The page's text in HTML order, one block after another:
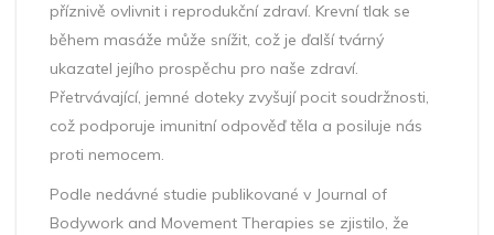
příznivě ovlivnit i reprodukční zdraví. Krevní tlak se
během masáže může snížit, což je ďalší tvárný
ukazatel jejího prospěchu pro naše zdraví.
Přetrvávající, jemné doteky zvyšují pocit soudržnosti,
což podporuje imunitní odpověď těla a posiluje nás
proti nemocem.
Podle nedávné studie publikované v Journal of
Bodywork and Movement Therapies se zjistilo, že